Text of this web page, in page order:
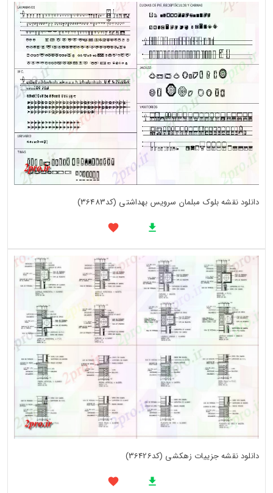
دانلود نقشه بلوک مبلمان سرویس بهداشتی (کد36483)
دانلود نقشه جزییات زهکشی (کد36426)